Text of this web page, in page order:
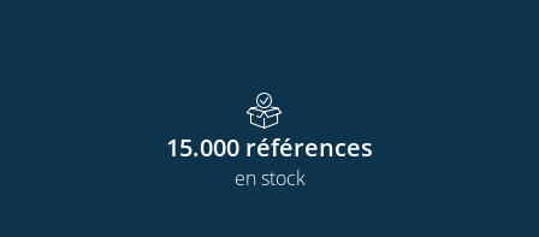
15.000 références
en stock